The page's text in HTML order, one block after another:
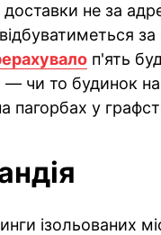
доставки не за
за
п'ять
— чи то будинок
пагорбах у
ізольованих